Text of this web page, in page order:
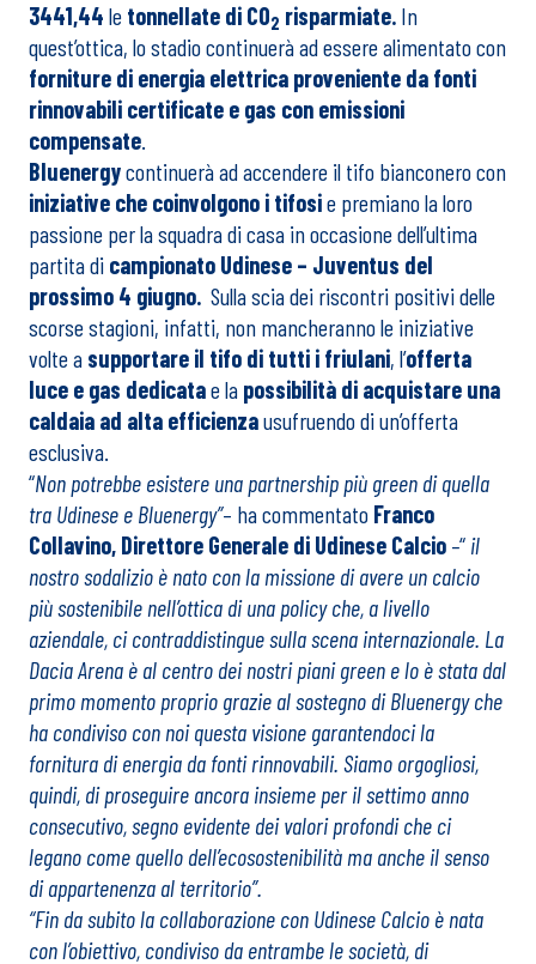
3441,44 le tonnellate di CO2 risparmiate. In
quest’ottica, lo stadio continuerà ad essere alimentato con
forniture di energia elettrica proveniente da fonti
rinnovabili certificate e gas con emissioni
compensate.
Bluenergycontinuerà ad accendere il tifo bianconero con
iniziative che coinvolgono i tifosie premiano la loro
passione per la squadra di casa in occasione dell’ultima
partita di campionato Udinese – Juventus del
prossimo 4 giugno. Sulla scia dei riscontri positivi delle
scorse stagioni, infatti, non mancheranno le iniziative
volte a supportare il tifo di tutti i friulani, l’offerta
luce e gas dedicatae la possibilità di acquistare una
caldaia ad alta efficienzausufruendo di un’offerta
esclusiva.
“Non potrebbe esistere una partnership più green di quella
tra Udinese e Bluenergy”– ha commentato Franco
Collavino, Direttore Generale di Udinese Calcio –“ il
nostro sodalizio è nato con la missione di avere un calcio
più sostenibile nell’ottica di una policy che, a livello
aziendale, ci contraddistingue sulla scena internazionale. La
Dacia Arena è al centro dei nostri piani green e lo è stata dal
primo momento proprio grazie al sostegno di Bluenergy che
ha condiviso con noi questa visione garantendoci la
fornitura di energia da fonti rinnovabili. Siamo orgogliosi,
quindi, di proseguire ancora insieme per il settimo anno
consecutivo, segno evidente dei valori profondi che ci
legano come quello dell’ecosostenibilità ma anche il senso
di appartenenza al territorio”.
“Fin da subito la collaborazione con Udinese Calcio è nata
con l’obiettivo, condiviso da entrambe le società, di